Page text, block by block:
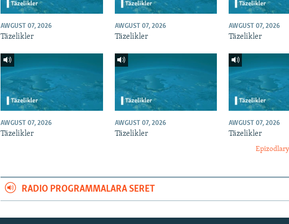
AWGUST 07, 2026
Täzelikler
AWGUST 07, 2026
Täzelikler
AWGUST 07, 2026
Täzelikler
AWGUST 07, 2026
Täzelikler
AWGUST 07, 2026
Täzelikler
AWGUST 07, 2026
Täzelikler
RADIO PROGRAMMALARA SERET